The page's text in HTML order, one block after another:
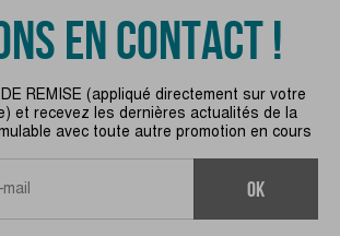
EN CONTACT !
REMISE (appliqué directement sur votre
et recevez les dernières actualités de la
avec toute autre promotion en cours
ok